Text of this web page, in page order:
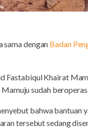
sama dengan Badan
Khairat
sudah
bahwa bantuan
tersebut sedang